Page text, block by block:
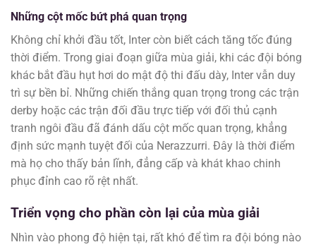
Những cột mốc bứt phá quan trọng
Không chỉ khởi đầu tốt, Inter còn biết cách tăng tốc đúng
thời điểm. Trong giai đoạn giữa mùa giải, khi các đội bóng
khác bắt đầu hụt hơi do mật độ thi đấu dày, Inter vẫn duy
trì sự bền bỉ. Những chiến thắng quan trọng trong các trận
derby hoặc các trận đối đầu trực tiếp với đối thủ cạnh
tranh ngôi đầu đã đánh dấu cột mốc quan trọng, khẳng
định sức mạnh tuyệt đối của Nerazzurri. Đây là thời điểm
mà họ cho thấy bản lĩnh, đẳng cấp và khát khao chinh
phục đỉnh cao rõ rệt nhất.
Triển vọng cho phần còn lại của mùa giải
Nhìn vào phong độ hiện tại, rất khó để tìm ra đội bóng nào